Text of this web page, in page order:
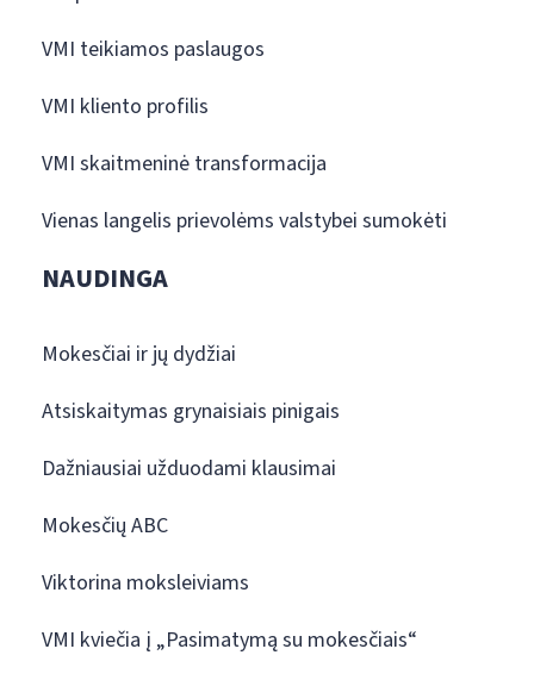
VMI teikiamos paslaugos
VMI kliento profilis
VMI skaitmeninė transformacija
Vienas langelis prievolėms valstybei sumokėti
NAUDINGA
Mokesčiai ir jų dydžiai
Atsiskaitymas grynaisiais pinigais
Dažniausiai užduodami klausimai
Mokesčių ABC
Viktorina moksleiviams
VMI kviečia į „Pasimatymą su mokesčiais“